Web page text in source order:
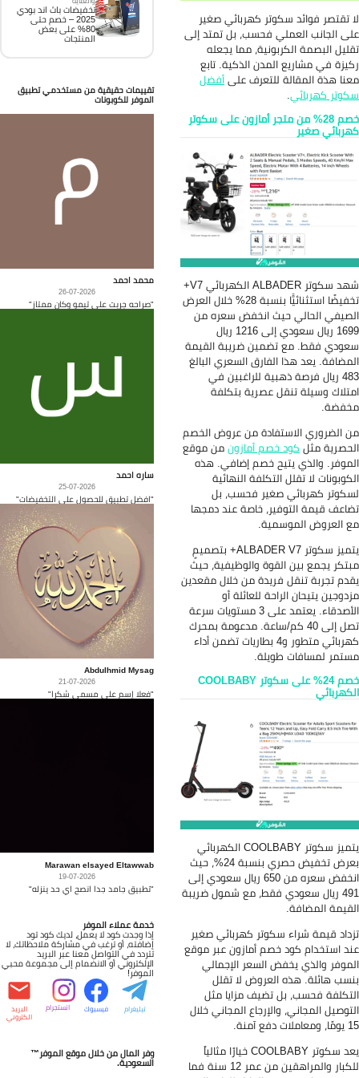
كهربائي صغير
فحسب، بل تمتد إلى
مما يجعله
الذكية. تابع
علىأفضل
أمازون على سكوتر
شهد سكوتر ALBADER الكهربائي V7+
تخفيضًا استثنائيًّا بنسبة 28% خلال العرض
انخفض سعره من
1699 ريال سعودي إلى 1216 ريال
ضريبة القيمة
السعري البالغ
للراغبين في
عصرية بتكلفة
من عروض الخصم
أمازونمن موقع
خصم إضافي. هذه
النهائية
فحسب، بل
خاصة عند دمجها
يتميز سكوتر ALBADER V7+ بتصميمٍ
والوظيفية، حيث
من خلال مقعدين
للعائلة أو
الأصدقاء. يعتمد على 3 مستويات سرعة
كم/ساعة. مدعومة بمحرك
كهربائي متطور و4 بطاريات تضمن أداء
خصم 24% على سكوتر COOLBABY
يتميز سكوتر COOLBABY الكهربائي
بعرض تخفيض حصري بنسبة 24%، حيث
انخفض سعره من 650 ريال سعودي إلى
فقط، مع شمول ضريبة
كهربائي صغير
أمازون عبر موقع
السعر الإجمالي
لا تقلل
مزايا مثل
المجاني خلال
يعد سكوتر COOLBABY خيارًا مثالياً
للكبار والمراهقين من عمر 12 سنة فما
تخفيضات باث اند بودي
2025 – خصم حتى
80% على بعض
تقييمات حقيقية من مستخدمي تطبيق
محمد احمد
"صراحه جربت على تيمو وكان ممتاز"
ساره احمد
"افضل تطبيق للحصول على التخفيضات"
"فعلا إسم على مسمى شكرا"
Marawan elsayed Eltawwab
"تطبيق جامد جدا انصح اي حد ينزله"
خدمة عملاء الموفر
إذا وجدت كود لا يعمل، لديك كود تود
إضافته، أو ترغب في مشاركة ملاحظاتك، لا
تتردد في التواصل معنا عبر البريد
الإلكتروني أو الانضمام إلى مجموعة محبي
الموفر!
تيليغرام انستجرام البريد
الكتروني
وفر المال من خلال موقع الموفر™
السعودية.